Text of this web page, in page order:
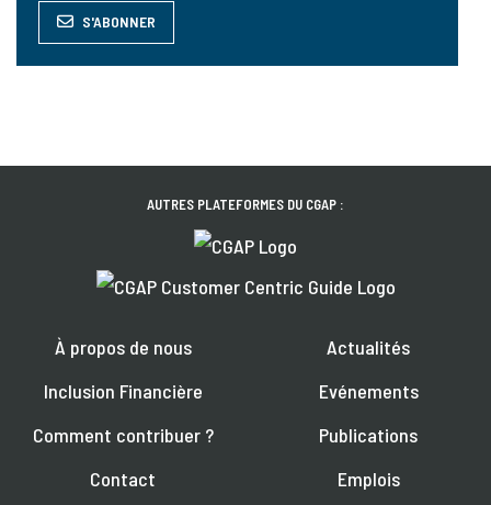
S'ABONNER
AUTRES PLATEFORMES DU CGAP :
À propos de nous
Inclusion Financière
Comment contribuer ?
Contact
Actualités
Evénements
Publications
Emplois